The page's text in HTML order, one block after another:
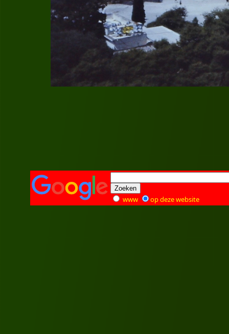
www op deze website